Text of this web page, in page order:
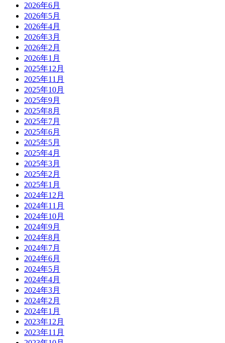
2026年6月
2026年5月
2026年4月
2026年3月
2026年2月
2026年1月
2025年12月
2025年11月
2025年10月
2025年9月
2025年8月
2025年7月
2025年6月
2025年5月
2025年4月
2025年3月
2025年2月
2025年1月
2024年12月
2024年11月
2024年10月
2024年9月
2024年8月
2024年7月
2024年6月
2024年5月
2024年4月
2024年3月
2024年2月
2024年1月
2023年12月
2023年11月